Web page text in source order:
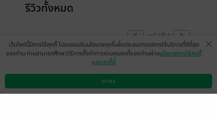
รีวิวทั้งหมด
หน้าที่ 1
จังจีว์เจิ้งชายผู้พลิกชะตาจากอัจฉริยะวัยเด็ก
ดาวน์โหลดแอป วิธีการใช้งาน ติดต่อเรา
เว็บไซต์นี้มีการใช้คุกกี้ โปรดยอมรับนโยบายคุกกี้เพื่อประสบการณ์การใช้บริการที่ดีที่สุด
ของท่าน ท่านสามารถศึกษาวิธีการตั้งค่าการควบคุมคุกกี้ของท่านผ่านนโยบายการใช้คุกกี้
ของเราที่นี่
ตกลง